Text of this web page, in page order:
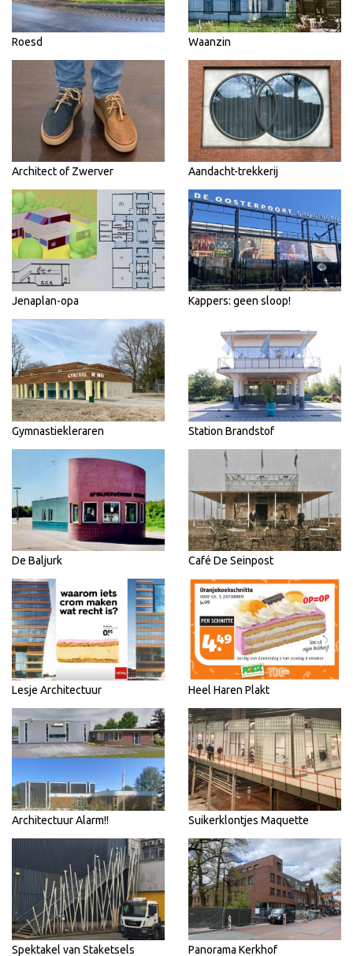
Roesd Waanzin
Architect of Zwerver Aandacht-trekkerij
Jenaplan-opa Kappers: geen sloop!
Gymnastiekleraren Station Brandstof
De Baljurk Café De Seinpost
Lesje Architectuur Heel Haren Plakt
Architectuur Alarm!! Suikerklontjes Maquette
Spektakel van Staketsels Panorama Kerkhof